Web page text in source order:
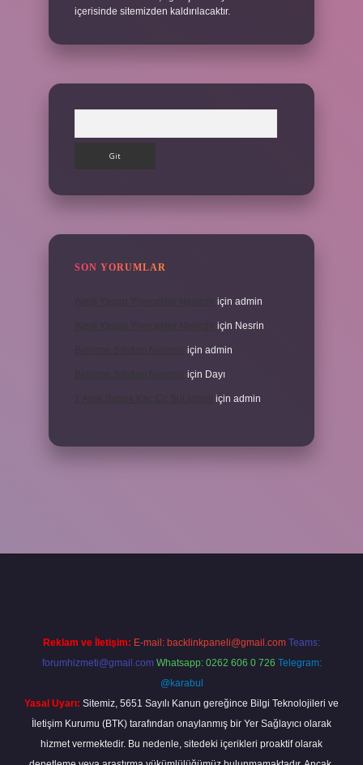
içerisinde sitemizden kaldırılacaktır.
SON YORUMLAR
için admin
için Nesrin
için admin
için Dayı
için admin
Reklam ve İletişim: E-mail: backlinkpaneli@gmail.com Teams:
forumhizmeti@gmail.com Whatsapp: 0262 606 0 726 Telegram:
@karabul
Yasal Uyarı: Sitemiz, 5651 Sayılı Kanun gereğince Bilgi Teknolojileri ve
İletişim Kurumu (BTK) tarafından onaylanmış bir Yer Sağlayıcı olarak
hizmet vermektedir. Bu nedenle, sitedeki içerikleri proaktif olarak